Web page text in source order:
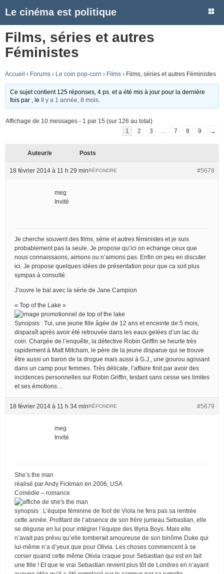
Le cinéma est politique
Films, séries et autres
Féministes
Accueil › Forums › Le coin pop-corn › Films › Films, séries et autres Féministes
Ce sujet contient 125 réponses, 4 ps. et a été mis à jour pour la dernière
fois par
, le Il y a 1 année, 8 mois
Affichage de 10 messages - 1 par 15 (sur 126 au total)
1
2 3 7 8 9 →
Auteur/e Posts
18 février 2014 à 11 h 29 min #5678
RÉPONDRE
meg
Invité
Je cherche souvent des films, série et autres féministes et je suis
probablement pas la seule. Je propose qu’ici on echange ceux que
nous connaissaons, aimons ou n’aimons pas. Enfin on peu en discuter
ici. Je propose quelques idées de présentation pour que ca soit plus
sympas à consulté.
J’ouvre le bal avec la série de Jane Campion
« Top of the Lake »
Synopsis : Tui, une jeune fille âgée de 12 ans et enceinte de 5 mois,
disparaît après avoir été retrouvée dans les eaux gelées d’un lac du
coin. Chargée de l’enquête, la détective Robin Griffin se heurte très
rapidement à Matt Mitcham, le père de la jeune disparue qui se trouve
être aussi un baron de la drogue mais aussi à G.J., une gourou agissant
dans un camp pour femmes. Très délicate, l’affaire finit par avoir des
incidences personnelles sur Robin Griffin, testant sans cesse ses limites
et ses émotions…
18 février 2014 à 11 h 34 min #5679
RÉPONDRE
meg
Invité
She’s the man
réalisé par Andy Fickman en 2006, USA
Comédie – romance
synopsis : L’équipe féminine de foot de Viola ne fera pas sa rentrée
cette année. Profitant de l’absence de son frère jumeau Sebastian, elle
se déguise en lui pour intégrer l’équipe des Illyria Boys. Mais elle
n’avait pas prévu qu’elle tomberait amoureuse de son binôme Duke qui
lui-même n’a d’yeux que pour Olivia. Les choses commencent à se
corser quand cette même Olivia craque pour Sebastian qui est en fait
une fille ! Et que le vrai Sebastian revient plus tôt de Londres en n’ayant